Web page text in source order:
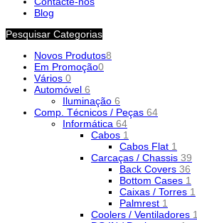
Blog
Pesquisar Categorias
Novos Produtos8
Em Promoção0
Vários 0
Automóvel 6
Iluminação 6
Comp. Técnicos / Peças 64
Informática 64
Cabos 1
Cabos Flat 1
Carcaças / Chassis 39
Back Covers 36
Bottom Cases 1
Caixas / Torres 1
Palmrest 1
Coolers / Ventiladores 1